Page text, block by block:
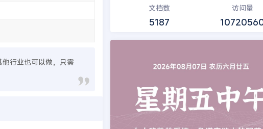
行业也可以做，只需
文档数
5187
访问量